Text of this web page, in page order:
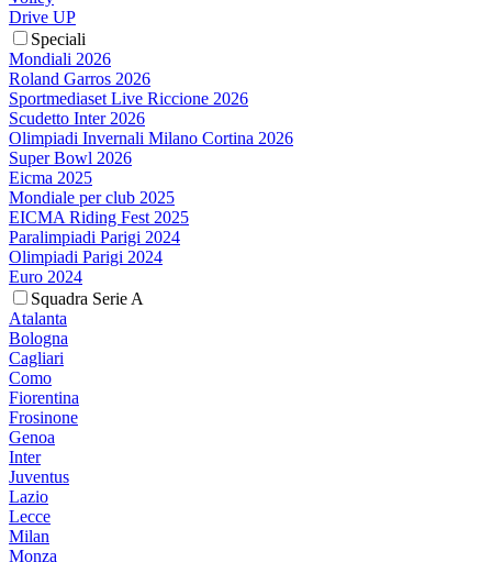
Drive UP
Speciali
Mondiali 2026
Roland Garros 2026
Sportmediaset Live Riccione 2026
Scudetto Inter 2026
Olimpiadi Invernali Milano Cortina 2026
Super Bowl 2026
Eicma 2025
Mondiale per club 2025
EICMA Riding Fest 2025
Paralimpiadi Parigi 2024
Olimpiadi Parigi 2024
Euro 2024
Squadra Serie A
Atalanta
Bologna
Cagliari
Como
Fiorentina
Frosinone
Genoa
Inter
Juventus
Lazio
Lecce
Milan
Monza